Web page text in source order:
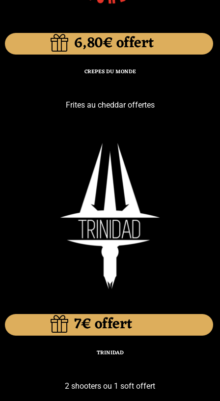
6,80€ offert
CREPES DU MONDE
Frites au cheddar offertes
7€ offert
TRINIDAD
2 shooters ou 1 soft offert